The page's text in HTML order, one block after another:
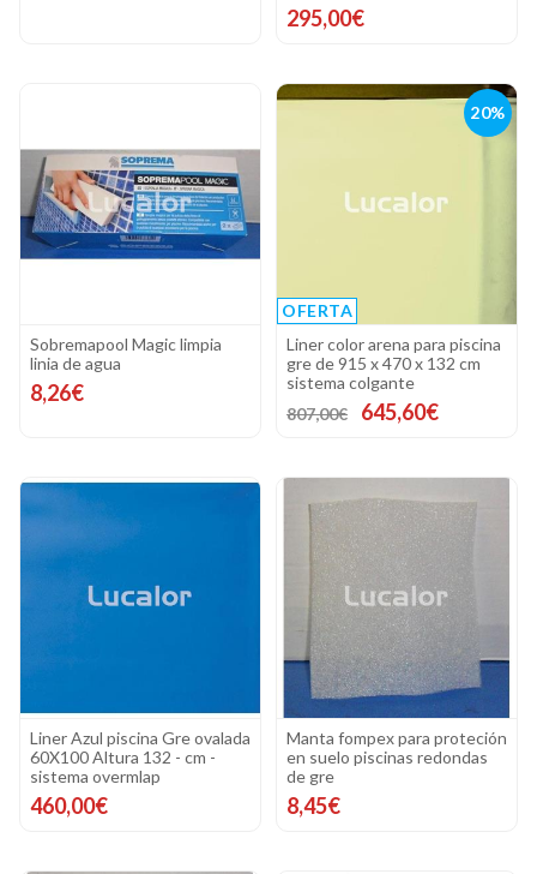
295,00€
Sobremapool Magic limpia
linia de agua
8,26€
20%
OFERTA
Liner color arena para piscina
gre de 915 x 470 x 132 cm
sistema colgante
807,00€
645,60€
Liner Azul piscina Gre ovalada
60X100 Altura 132 - cm -
sistema overmlap
460,00€
Manta fompex para proteción
en suelo piscinas redondas
de gre
8,45€